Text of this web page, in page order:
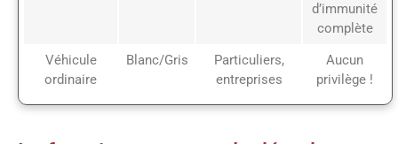
d’immunité
complète
Véhicule
ordinaire
Blanc/Gris
Particuliers,
entreprises
Aucun
privilège !